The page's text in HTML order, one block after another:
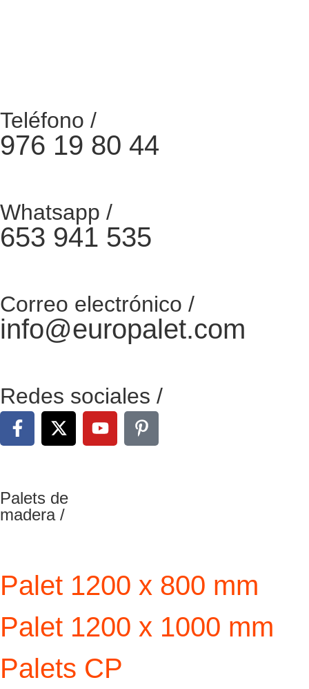
Teléfono /
976 19 80 44
Whatsapp /
653 941 535
Correo electrónico /
info@europalet.com
Redes sociales /
Palets de
madera /
Palet 1200 x 800 mm
Palet 1200 x 1000 mm
Palets CP